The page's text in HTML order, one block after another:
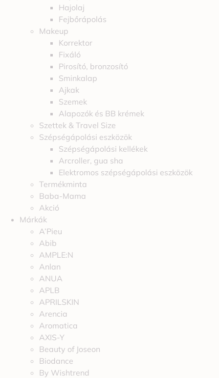
Hajolaj
Fejbőrápolás
Makeup
Korrektor
Fixáló
Pirosító, bronzosító
Sminkalap
Ajkak
Szemek
Alapozók és BB krémek
Szettek & Travel Size
Szépségápolási eszközök
Szépségápolási kellékek
Arcroller, gua sha
Elektromos szépségápolási eszközök
Termékminta
Baba-Mama
Akció
Márkák
A’Pieu
Abib
AMPLE:N
Anlan
ANUA
APLB
APRILSKIN
Arencia
Aromatica
AXIS-Y
Beauty of Joseon
Biodance
By Wishtrend